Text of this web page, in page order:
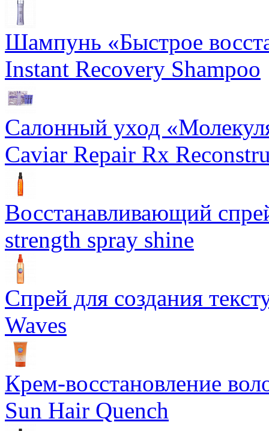
Шампунь «Быстрое
Instant Recovery Shampoo
Салонный уход
Caviar Repair Rx
Восстанавливающий
strength spray shine
Спрей для создания
Waves
Крем-восстановление
Sun Hair Quench